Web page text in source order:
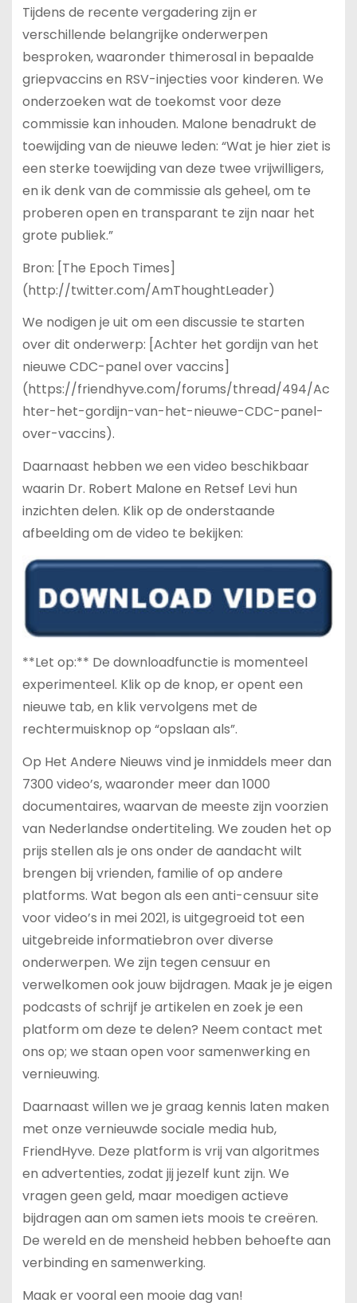
Tijdens de recente vergadering zijn er
verschillende belangrijke onderwerpen
besproken, waaronder thimerosal in bepaalde
griepvaccins en RSV-injecties voor kinderen. We
onderzoeken wat de toekomst voor deze
commissie kan inhouden. Malone benadrukt de
toewijding van de nieuwe leden: “Wat je hier ziet is
een sterke toewijding van deze twee vrijwilligers,
en ik denk van de commissie als geheel, om te
proberen open en transparant te zijn naar het
grote publiek.”
Bron: [The Epoch Times]
(http://twitter.com/AmThoughtLeader)
We nodigen je uit om een discussie te starten
over dit onderwerp: [Achter het gordijn van het
nieuwe CDC-panel over vaccins]
(https://friendhyve.com/forums/thread/494/Ac
hter-het-gordijn-van-het-nieuwe-CDC-panel-
over-vaccins).
Daarnaast hebben we een video beschikbaar
waarin Dr. Robert Malone en Retsef Levi hun
inzichten delen. Klik op de onderstaande
afbeelding om de video te bekijken:
**Let op:** De downloadfunctie is momenteel
experimenteel. Klik op de knop, er opent een
nieuwe tab, en klik vervolgens met de
rechtermuisknop op “opslaan als”.
Op Het Andere Nieuws vind je inmiddels meer dan
7300 video’s, waaronder meer dan 1000
documentaires, waarvan de meeste zijn voorzien
van Nederlandse ondertiteling. We zouden het op
prijs stellen als je ons onder de aandacht wilt
brengen bij vrienden, familie of op andere
platforms. Wat begon als een anti-censuur site
voor video’s in mei 2021, is uitgegroeid tot een
uitgebreide informatiebron over diverse
onderwerpen. We zijn tegen censuur en
verwelkomen ook jouw bijdragen. Maak je je eigen
podcasts of schrijf je artikelen en zoek je een
platform om deze te delen? Neem contact met
ons op; we staan open voor samenwerking en
vernieuwing.
Daarnaast willen we je graag kennis laten maken
met onze vernieuwde sociale media hub,
FriendHyve. Deze platform is vrij van algoritmes
en advertenties, zodat jij jezelf kunt zijn. We
vragen geen geld, maar moedigen actieve
bijdragen aan om samen iets moois te creëren.
De wereld en de mensheid hebben behoefte aan
verbinding en samenwerking.
Maak er vooral een mooie dag van!